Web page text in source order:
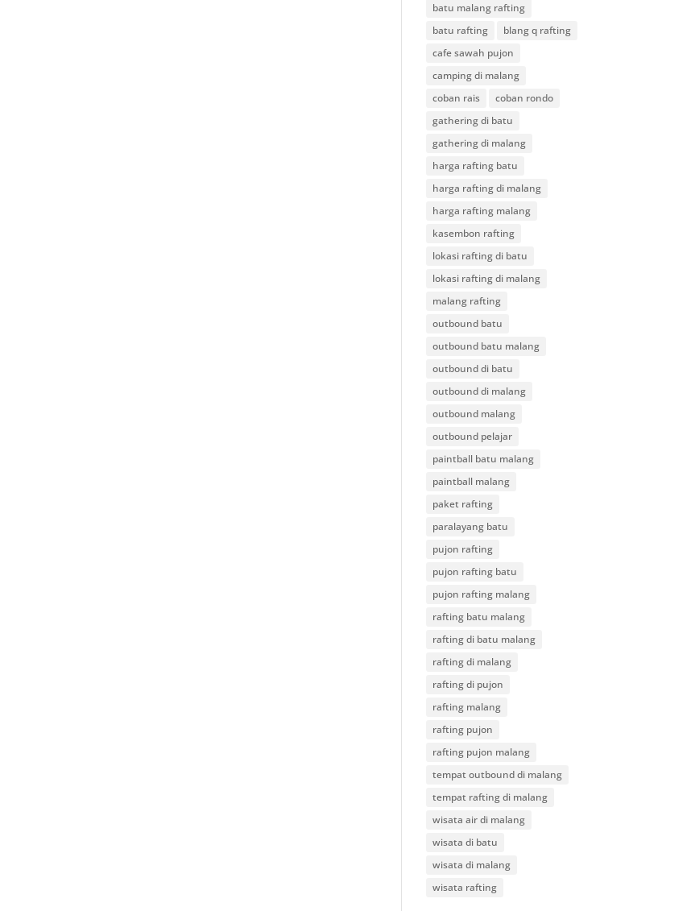
batu malang rafting
batu rafting
blang q rafting
cafe sawah pujon
camping di malang
coban rais
coban rondo
gathering di batu
gathering di malang
harga rafting batu
harga rafting di malang
harga rafting malang
kasembon rafting
lokasi rafting di batu
lokasi rafting di malang
malang rafting
outbound batu
outbound batu malang
outbound di batu
outbound di malang
outbound malang
outbound pelajar
paintball batu malang
paintball malang
paket rafting
paralayang batu
pujon rafting
pujon rafting batu
pujon rafting malang
rafting batu malang
rafting di batu malang
rafting di malang
rafting di pujon
rafting malang
rafting pujon
rafting pujon malang
tempat outbound di malang
tempat rafting di malang
wisata air di malang
wisata di batu
wisata di malang
wisata rafting